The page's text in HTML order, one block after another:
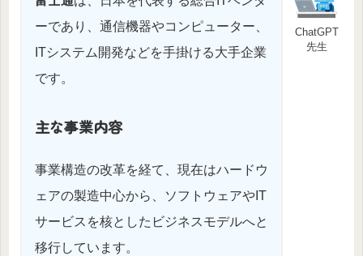
ChatGPT
先生
ーであり、通信機器やコンピューター、
ITシステム開発などを手掛ける大手企業
です。
主な事業内容
事業構造の改革を経て、現在はハードウ
ェアの製造中心から、ソフトウェアやIT
サービスを核としたビジネスモデルへと
移行しています。